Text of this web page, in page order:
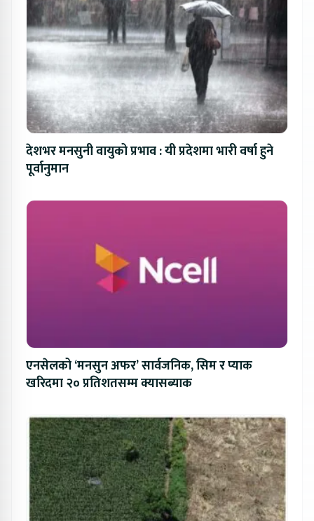
देशभर मनसुनी वायुको प्रभाव : यी प्रदेशमा भारी वर्षा हुने
पूर्वानुमान
एनसेलको ‘मनसुन अफर’ सार्वजनिक, सिम र प्याक
खरिदमा २० प्रतिशतसम्म क्यासब्याक